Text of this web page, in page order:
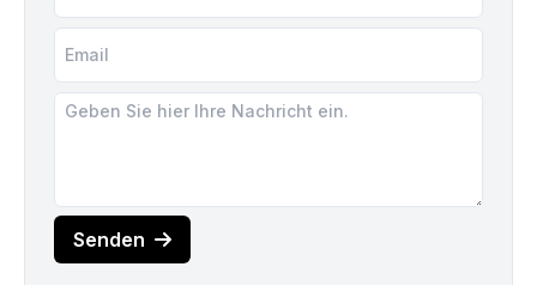
Senden